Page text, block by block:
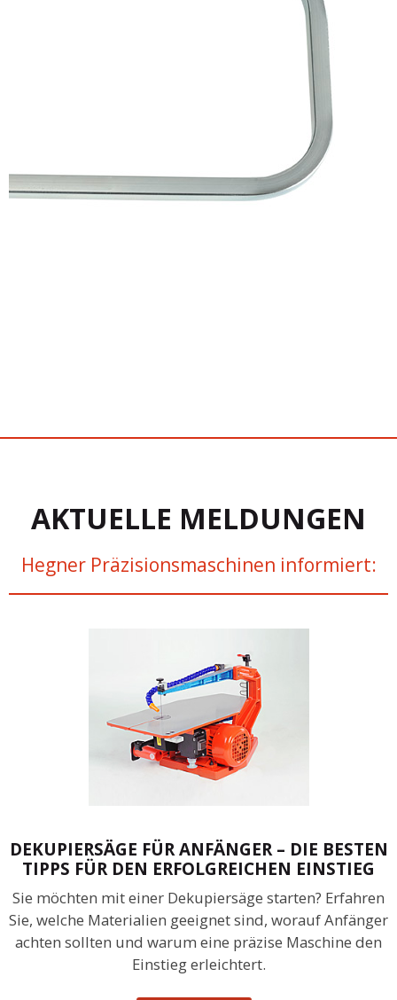
AKTUELLE MELDUNGEN
Hegner Präzisionsmaschinen informiert:
DEKUPIERSÄGE FÜR ANFÄNGER – DIE BESTEN
TIPPS FÜR DEN ERFOLGREICHEN EINSTIEG
Sie möchten mit einer Dekupiersäge starten? Erfahren
Sie, welche Materialien geeignet sind, worauf Anfänger
achten sollten und warum eine präzise Maschine den
Einstieg erleichtert.